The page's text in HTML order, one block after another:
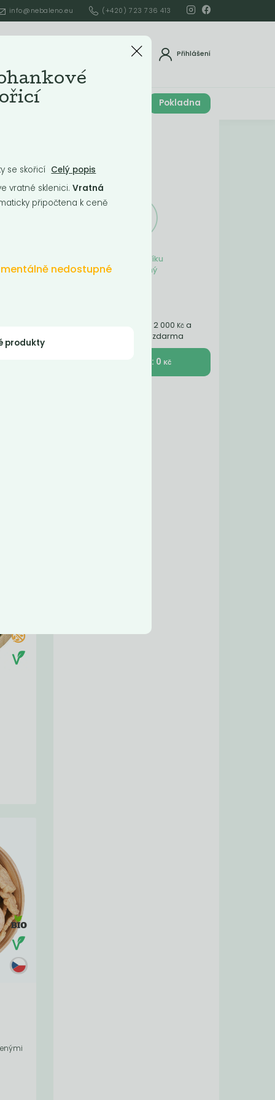
info@nebaleno.eu (+420) 723 736 413
Přihlášení
Pokladna
Obsah košíku
je prázdný
Nakupte ještě za 2 000 Kč a
získáte dopravu zdarma
K pokladně : 0 Kč
se skořicí Celý popis
vratné sklenici. Vratná
připočtena k ceně
nedostupné
produkty